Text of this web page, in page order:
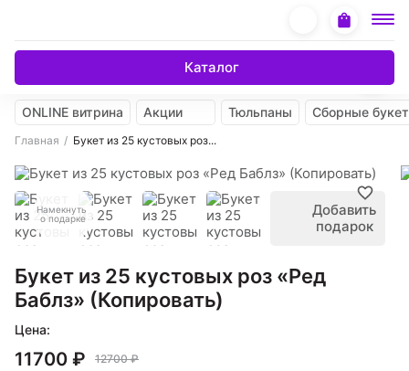
Каталог
ONLINE витрина Акции Тюльпаны Сборные
Главная Букет из 25 кустовых роз...
Намекнуть
о подарке
Добавить
подарок
Букет из 25 кустовых роз «Ред
Баблз» (Копировать)
Цена:
11700 ₽ 12700 ₽